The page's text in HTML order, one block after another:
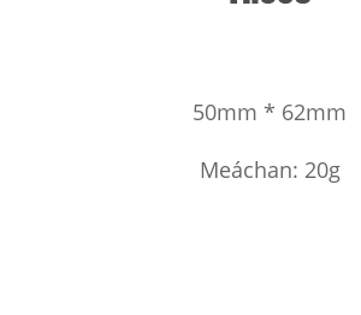
50mm * 62mm
Meáchan: 20g